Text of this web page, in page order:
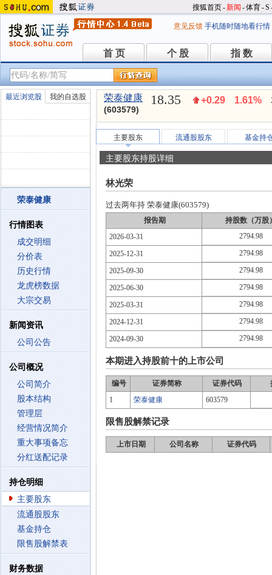
搜狐首页-新闻 -体育-S
意见反馈 手机随时随地看行情
首 页
首 页 个 股
个 股 指 数
指 数
最近浏览股 我的自选股
荣泰健康
行情图表
成交明细
分价表
历史行情
龙虎榜数据
大宗交易
新闻资讯
公司公告
公司概况
公司简介
股本结构
管理层
经营情况简介
重大事项备忘
分红送配记录
持仓明细
主要股东
流通股股东
基金持仓
限售股解禁表
财务数据
荣泰健康
(603579)
18.35 +0.29 1.61%
主要股东 流通股股东 基金持
主要股东持股详细
林光荣
过去两年持 荣泰健康(603579)
报告期
持股数（万股
2026-03-31
2794.98
2025-12-31 2794.98
2025-09-30 2794.98
2025-06-30 2794.98
2025-03-31 2794.98
2024-12-31 2794.98
2024-09-30 2794.98
本期进入持股前十的上市公司
编号 证券简称 证券代码
1
荣泰健康 603579
限售股解禁记录
上市日期 公司名称 证券代码